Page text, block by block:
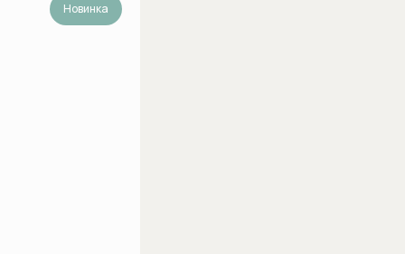
Новинка